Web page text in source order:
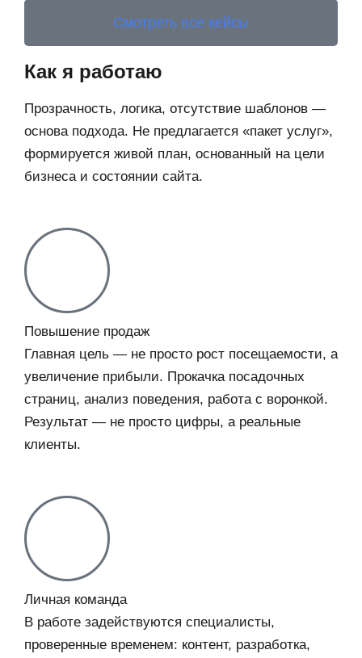
Смотреть все кейсы
Как я работаю
Прозрачность, логика, отсутствие шаблонов —
основа подхода. Не предлагается «пакет услуг»,
формируется живой план, основанный на цели
бизнеса и состоянии сайта.
Повышение продаж
Главная цель — не просто рост посещаемости, а
увеличение прибыли. Прокачка посадочных
страниц, анализ поведения, работа с воронкой.
Результат — не просто цифры, а реальные
клиенты.
Личная команда
В работе задействуются специалисты,
проверенные временем: контент, разработка,